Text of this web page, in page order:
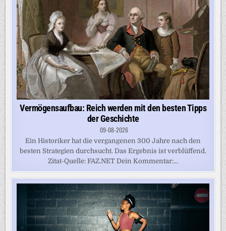
Vermögensaufbau: Reich werden mit den besten Tipps
der Geschichte
09-08-2026
Ein Historiker hat die vergangenen 300 Jahre nach den
besten Strategien durchsucht. Das Ergebnis ist verblüffend.
Zitat-Quelle: FAZ.NET Dein Kommentar:...